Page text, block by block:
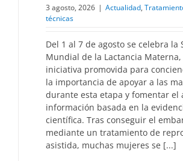
3 agosto, 2026 | Actualidad,
técnicas
Del 1 al 7 de agosto se celebra la
Mundial de la Lactancia
iniciativa promovida para
la importancia de apoyar a las
durante esta etapa y fomentar el
información basada en la
científica. Tras conseguir el
mediante un tratamiento de
asistida, muchas mujeres se [...]